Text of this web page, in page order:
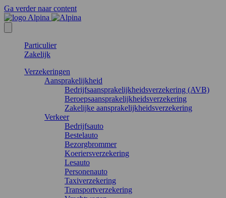
Ga verder naar content
Particulier
Zakelijk
Verzekeringen
Aansprakelijkheid
Bedrijfsaansprakelijkheidsverzekering (AVB)
Beroepsaansprakelijkheidsverzekering
Zakelijke aansprakelijkheidsverzekering
Verkeer
Bedrijfsauto
Bestelauto
Bezorgbrommer
Koeriersverzekering
Lesauto
Personenauto
Taxiverzekering
Transportverzekering